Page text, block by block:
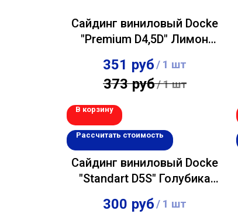
Сайдинг виниловый Docke
"Premium D4,5D" Лимон
0,232х3,60м
351 руб/ 1 шт
373 руб/1 шт
В корзину
Рассчитать стоимость
Сайдинг виниловый Docke
"Standart D5S" Голубика
0,255х3,00м
300 руб/ 1 шт